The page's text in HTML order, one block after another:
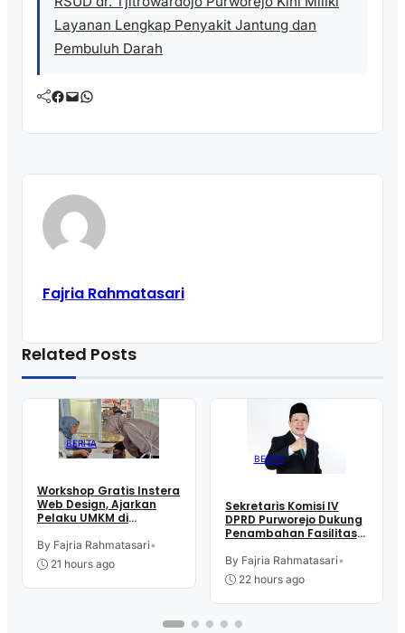
Layanan Lengkap Penyakit Jantung dan
Pembuluh Darah
Facebook Mail WhatsApp
Fajria Rahmatasari
Related Posts
BERITA
Workshop Gratis Instera
Web Design, Ajarkan
Pelaku UMKM di
Teknologi Digital buat
Jualan
By Fajria Rahmatasari•
21 hours ago
BERITA
Sekretaris Komisi IV
DPRD Purworejo Dukung
Penambahan Fasilitas
Tjitrowardojo
By Fajria Rahmatasari•
22 hours ago